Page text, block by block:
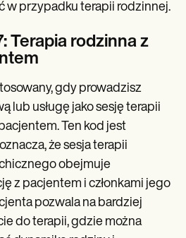
w przypadku terapii rodzinnej.
Terapia rodzinna z
gdy prowadzisz
lub usługę jako sesję terapii
Ten kod jest
że sesja terapii
obejmuje
z pacjentem i członkami jego
pozwala na bardziej
do terapii, gdzie można